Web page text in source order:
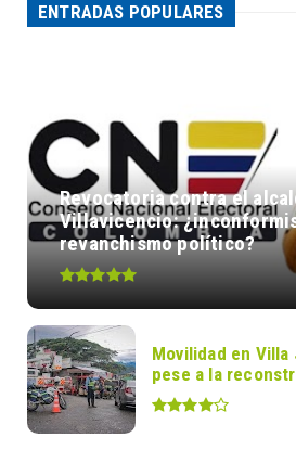
ENTRADAS POPULARES
Revocatoria contra el
Villavicencio:
revanchismo político?
Movilidad en
pese a la